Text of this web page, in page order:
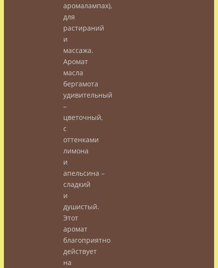
аромалампах),
для
растираний
и
массажа.
Аромат
масла
бергамота
удивительный
–
цветочный,
с
оттенками
лимона
и
апельсина –
сладкий
и
душистый.
Этот
аромат
благоприятно
действует
на